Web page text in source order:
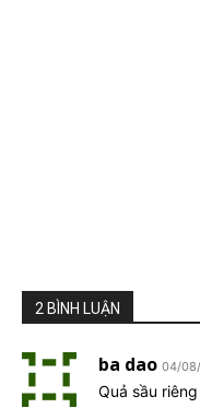
2 BÌNH LUẬN
ba dao 04/
Quả sầu